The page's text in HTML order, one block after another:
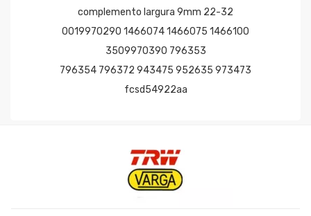
complemento largura 9mm 22-32
0019970290 1466074 1466075 1466100
3509970390 796353
796354 796372 943475 952635 973473
fcsd54922aa